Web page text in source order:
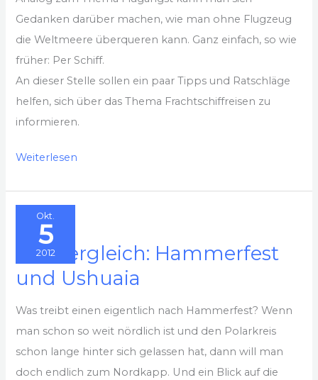
Gedanken darüber machen, wie man ohne Flugzeug
die Weltmeere überqueren kann. Ganz einfach, so wie
früher: Per Schiff.
An dieser Stelle sollen ein paar Tipps und Ratschläge
helfen, sich über das Thema Frachtschiffreisen zu
informieren.
Frachtschiffreisen
Weiterlesen
Okt.
5
2012
Der Vergleich: Hammerfest
und Ushuaia
Was treibt einen eigentlich nach Hammerfest? Wenn
man schon so weit nördlich ist und den Polarkreis
schon lange hinter sich gelassen hat, dann will man
doch endlich zum Nordkapp. Und ein Blick auf die